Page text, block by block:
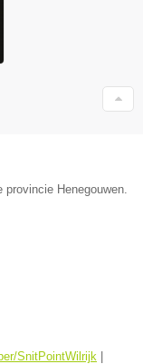
Henegouwen.
SnitPointWilrijk |